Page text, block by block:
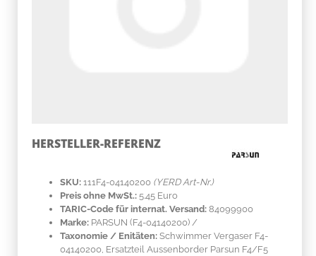
HERSTELLER-REFERENZ
SKU: 111F4-04140200 (YERD Art-Nr.)
Preis ohne MwSt.: 5.45 Euro
TARIC-Code für internat. Versand: 84099900
Marke: PARSUN (F4-04140200) /
Taxonomie / Enitäten: Schwimmer Vergaser F4-
04140200, Ersatzteil Aussenborder Parsun F4/F5